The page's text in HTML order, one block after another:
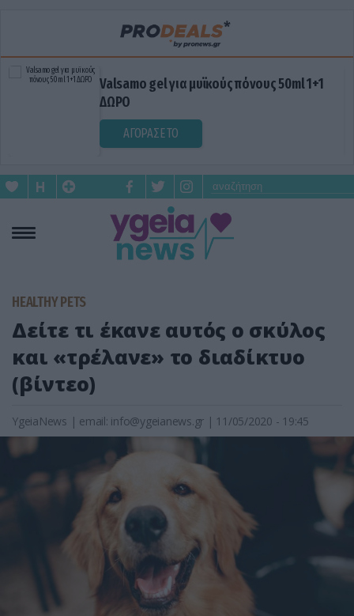
Valsamo gel για μυϊκούς πόνους 50ml 1+1
ΔΩΡΟ
ΑΓΟΡΑΣΕ ΤΟ
HEALTHY PETS
Δείτε τι έκανε αυτός ο σκύλος
και «τρέλανε» το διαδίκτυο
(βίντεο)
YgeiaNews | email: info@ygeianews.gr | 11/05/2020 - 19:45